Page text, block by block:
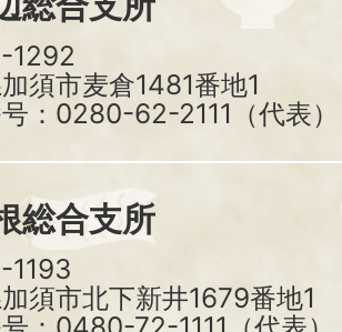
1292
須市麦倉1481番地1
：0280-62-2111（代表）
総合支所
1193
須市北下新井1679番地1